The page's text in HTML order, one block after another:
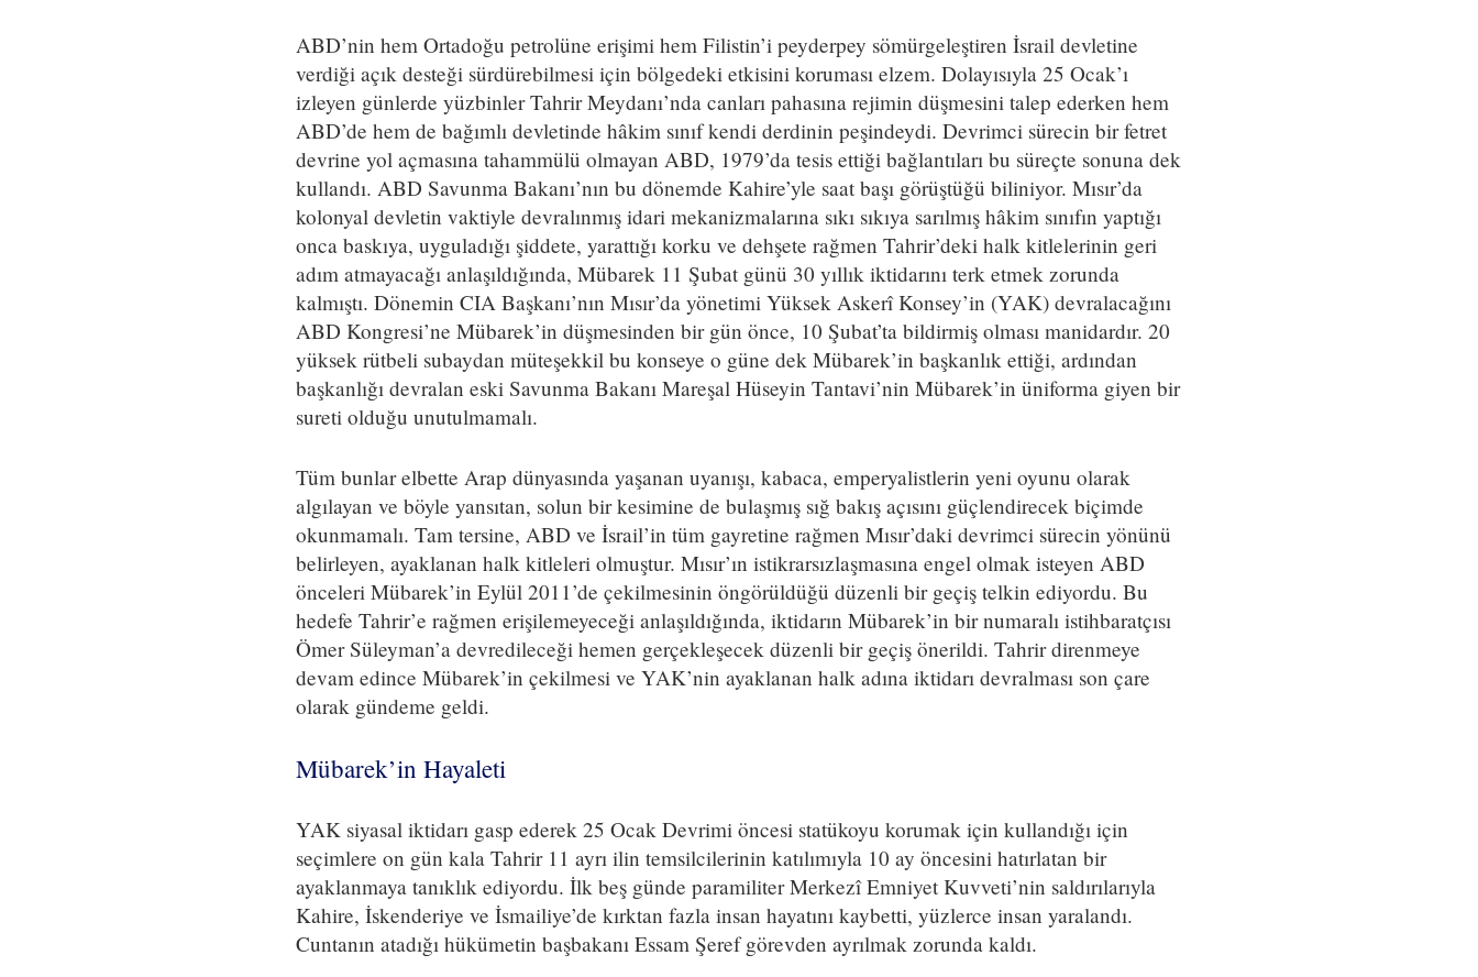
ABD’nin hem Ortadoğu petrolüne erişimi hem Filistin’i peyderpey sömürgeleştiren İsrail devletine
verdiği açık desteği sürdürebilmesi için bölgedeki etkisini koruması elzem. Dolayısıyla 25 Ocak’ı
izleyen günlerde yüzbinler Tahrir Meydanı’nda canları pahasına rejimin düşmesini talep ederken hem
ABD’de hem de bağımlı devletinde hâkim sınıf kendi derdinin peşindeydi. Devrimci sürecin bir fetret
devrine yol açmasına tahammülü olmayan ABD, 1979’da tesis ettiği bağlantıları bu süreçte sonuna dek
kullandı. ABD Savunma Bakanı’nın bu dönemde Kahire’yle saat başı görüştüğü biliniyor. Mısır’da
kolonyal devletin vaktiyle devralınmış idari mekanizmalarına sıkı sıkıya sarılmış hâkim sınıfın yaptığı
onca baskıya, uyguladığı şiddete, yarattığı korku ve dehşete rağmen Tahrir’deki halk kitlelerinin geri
adım atmayacağı anlaşıldığında, Mübarek 11 Şubat günü 30 yıllık iktidarını terk etmek zorunda
kalmıştı. Dönemin CIA Başkanı’nın Mısır’da yönetimi Yüksek Askerî Konsey’in (YAK) devralacağını
ABD Kongresi’ne Mübarek’in düşmesinden bir gün önce, 10 Şubat’ta bildirmiş olması manidardır. 20
yüksek rütbeli subaydan müteşekkil bu konseye o güne dek Mübarek’in başkanlık ettiği, ardından
başkanlığı devralan eski Savunma Bakanı Mareşal Hüseyin Tantavi’nin Mübarek’in üniforma giyen bir
sureti olduğu unutulmamalı.
Tüm bunlar elbette Arap dünyasında yaşanan uyanışı, kabaca, emperyalistlerin yeni oyunu olarak
algılayan ve böyle yansıtan, solun bir kesimine de bulaşmış sığ bakış açısını güçlendirecek biçimde
okunmamalı. Tam tersine, ABD ve İsrail’in tüm gayretine rağmen Mısır’daki devrimci sürecin yönünü
belirleyen, ayaklanan halk kitleleri olmuştur. Mısır’ın istikrarsızlaşmasına engel olmak isteyen ABD
önceleri Mübarek’in Eylül 2011’de çekilmesinin öngörüldüğü düzenli bir geçiş telkin ediyordu. Bu
hedefe Tahrir’e rağmen erişilemeyeceği anlaşıldığında, iktidarın Mübarek’in bir numaralı istihbaratçısı
Ömer Süleyman’a devredileceği hemen gerçekleşecek düzenli bir geçiş önerildi. Tahrir direnmeye
devam edince Mübarek’in çekilmesi ve YAK’nin ayaklanan halk adına iktidarı devralması son çare
olarak gündeme geldi.
Mübarek’in Hayaleti
YAK siyasal iktidarı gasp ederek 25 Ocak Devrimi öncesi statükoyu korumak için kullandığı için
seçimlere on gün kala Tahrir 11 ayrı ilin temsilcilerinin katılımıyla 10 ay öncesini hatırlatan bir
ayaklanmaya tanıklık ediyordu. İlk beş günde paramiliter Merkezî Emniyet Kuvveti’nin saldırılarıyla
Kahire, İskenderiye ve İsmailiye’de kırktan fazla insan hayatını kaybetti, yüzlerce insan yaralandı.
Cuntanın atadığı hükümetin başbakanı Essam Şeref görevden ayrılmak zorunda kaldı.